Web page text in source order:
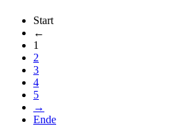
Start
←
1
2
3
4
5
→
Ende